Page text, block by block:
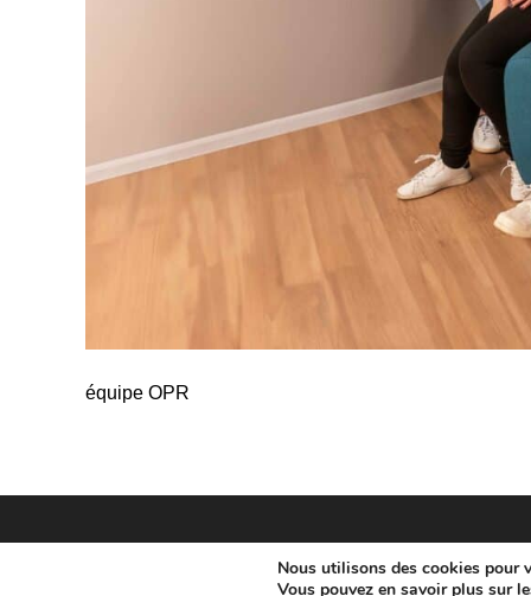
équipe OPR
Nous utilisons des cookies pour
Vous pouvez en savoir plus sur